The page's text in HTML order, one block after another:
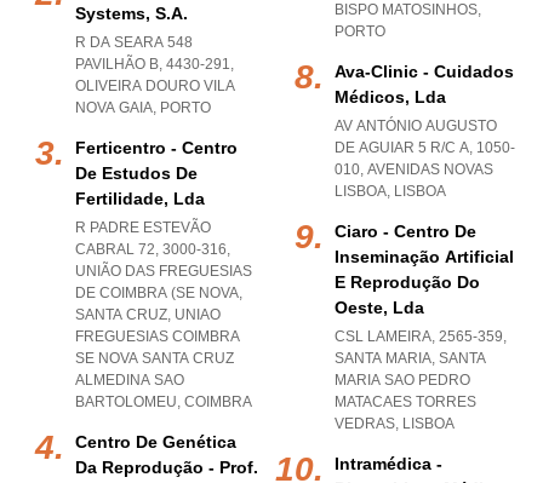
Systems, S.a.
R DA SEARA 548
PAVILHÃO B, 4430-291,
OLIVEIRA DOURO VILA
NOVA GAIA, PORTO
Ferticentro - Centro
De Estudos De
Fertilidade, Lda
R PADRE ESTEVÃO
CABRAL 72, 3000-316,
UNIÃO DAS FREGUESIAS
DE COIMBRA (SE NOVA,
SANTA CRUZ, UNIAO
FREGUESIAS COIMBRA
SE NOVA SANTA CRUZ
ALMEDINA SAO
BARTOLOMEU, COIMBRA
Centro De Genética
Da Reprodução - Prof.
BISPO MATOSINHOS,
PORTO
Ava-Clinic - Cuidados
Médicos, Lda
AV ANTÓNIO AUGUSTO
DE AGUIAR 5 R/C A, 1050-
010, AVENIDAS NOVAS
LISBOA, LISBOA
Ciaro - Centro De
Inseminação Artificial
E Reprodução Do
Oeste, Lda
CSL LAMEIRA, 2565-359,
SANTA MARIA, SANTA
MARIA SAO PEDRO
MATACAES TORRES
VEDRAS, LISBOA
Intramédica -